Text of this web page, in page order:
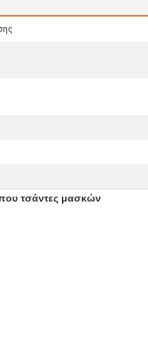
τσάντες μασκών